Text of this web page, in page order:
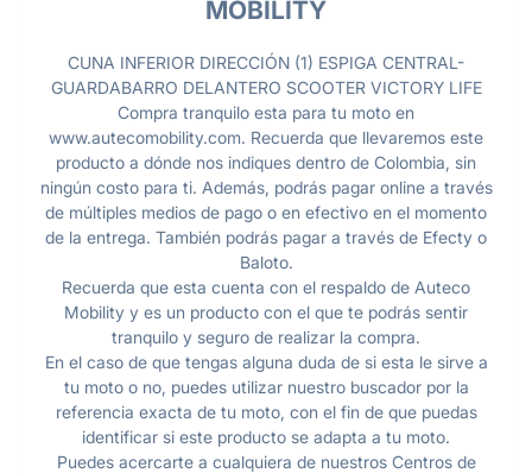
MOBILITY
CUNA INFERIOR DIRECCIÓN (1) ESPIGA CENTRAL-
GUARDABARRO DELANTERO SCOOTER VICTORY LIFE
Compra tranquilo esta para tu moto en
www.autecomobility.com. Recuerda que llevaremos este
producto a dónde nos indiques dentro de Colombia, sin
ningún costo para ti. Además, podrás pagar online a través
de múltiples medios de pago o en efectivo en el momento
de la entrega. También podrás pagar a través de Efecty o
Baloto.
Recuerda que esta cuenta con el respaldo de Auteco
Mobility y es un producto con el que te podrás sentir
tranquilo y seguro de realizar la compra.
En el caso de que tengas alguna duda de si esta le sirve a
tu moto o no, puedes utilizar nuestro buscador por la
referencia exacta de tu moto, con el fin de que puedas
identificar si este producto se adapta a tu moto.
Puedes acercarte a cualquiera de nuestros Centros de